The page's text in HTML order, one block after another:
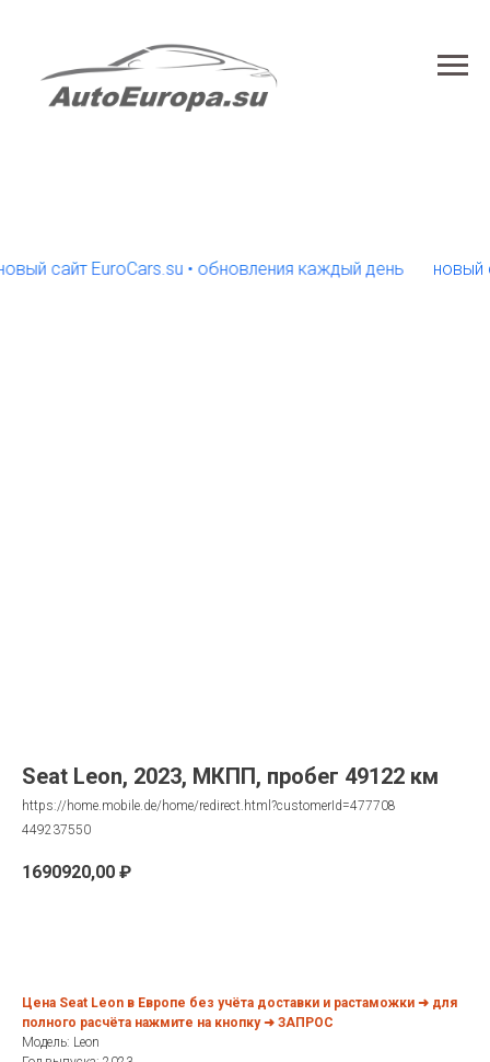
сайт EuroCars.su • обновления каждый день новый сайт
Seat Leon, 2023, МКПП, пробег 49122 км
https://home.mobile.de/home/redirect.html?customerId=477708
449237550
1690920,00 ₽
Цена Seat Leon в Европе без учёта доставки и растаможки ➜ для
полного расчёта нажмите на кнопку ➜ ЗАПРОС
Модель: Leon